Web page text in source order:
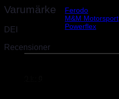
Ferodo
M&M Motorsport
Powerflex
Varumärke
DEI
Recensioner